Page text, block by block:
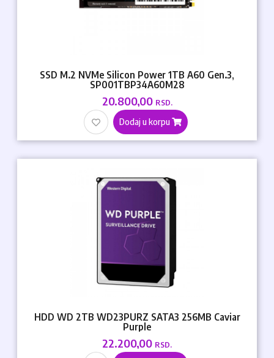
SSD M.2 NVMe Silicon Power 1TB A60 Gen.3,
SP001TBP34A60M28
20.800,00 RSD.
Dodaj u korpu
HDD WD 2TB WD23PURZ SATA3 256MB Caviar
Purple
22.200,00 RSD.